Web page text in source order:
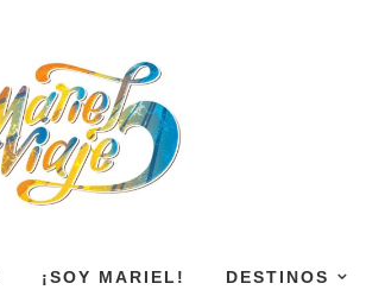
¡SOY MARIEL! DESTINOS